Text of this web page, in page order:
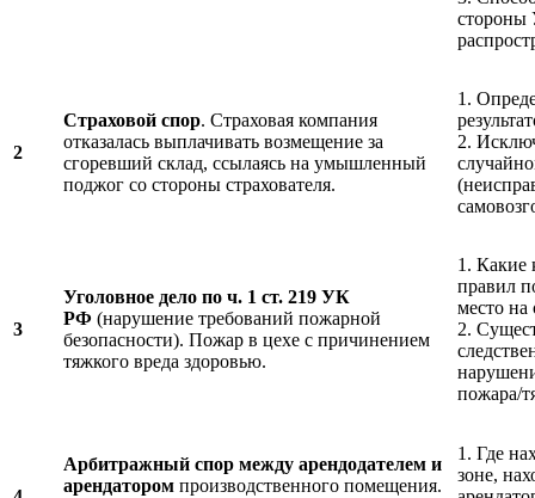
стороны
2
Страховой спор. Страховая компания
отказалась выплачивать возмещение за
сгоревший склад, ссылаясь на умышленный
поджог со стороны страхователя.
1.
2.
3
Уголовное дело по ч. 1 ст. 219 УК
РФ (нарушение требований пожарной
безопасности). Пожар в цехе с причинением
тяжкого вреда здоровью.
1. Какие
правил
место на
2.
пожара/
Арбитражный спор между арендодателем и
арендатором производственного помещения.
1. Где
зоне,